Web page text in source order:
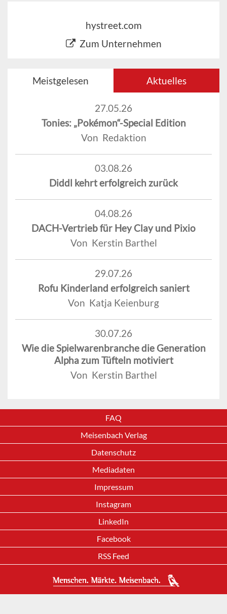
hystreet.com
Zum Unternehmen
Meistgelesen Aktuelles
27.05.26
Tonies: „Pokémon“-Special Edition
Von Redaktion
03.08.26
Diddl kehrt erfolgreich zurück
04.08.26
DACH-Vertrieb für Hey Clay und Pixio
Von Kerstin Barthel
29.07.26
Rofu Kinderland erfolgreich saniert
Von Katja Keienburg
30.07.26
Wie die Spielwarenbranche die Generation
Alpha zum Tüfteln motiviert
Von Kerstin Barthel
FAQ
Meisenbach Verlag
Datenschutz
Mediadaten
Impressum
Instagram
LinkedIn
Facebook
RSS Feed